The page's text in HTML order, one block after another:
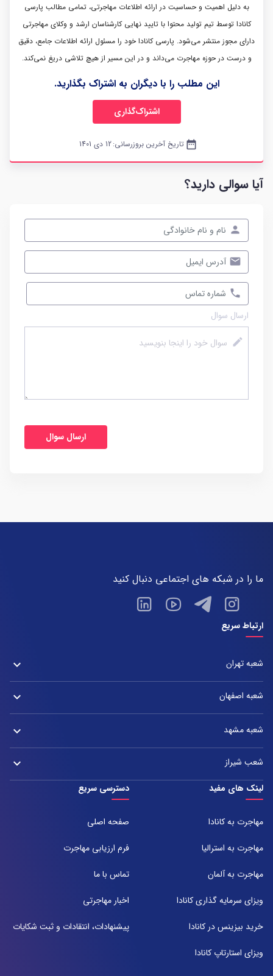
به دلیل اهمیت و حساسیت در ارائه اطلاعات مهاجرتی، تمامی مطالب پارسی
کانادا توسط تیم تولید محتوا با تایید نهایی کارشناسان ارشد و وکلای مهاجرتی
دارای مجوز منتشر می‌شود. پارسی کانادا خود را مسئول ارائه اطلاعات جامع، دقیق
و درست در حوزه مهاجرت می‌داند و در این مسیر از هیچ تلاشی دریغ نمی‌کند.
این مطلب را با دیگران به اشتراک بگذارید.
اشتراک‌گذاری
date_range تاریخ آخرین بروزرسانی:12 دی 1401
آیا سوالی دارید؟
ارسال سوال
ارتباط سریع
شعبه تهران keyboard_arrow_down
آدرس:
شعبه تهران : خیابان ولیعصر، بین چهار راه پسیان و زعفرانیه – پلاک 2880
تلفن:
021-37972000
شعبه اصفهان keyboard_arrow_down
دفتر اصفهان: میدان آزادی، خیابان سعادت آباد، هولدینگ پارس پندار نهاد
تلفن:
021-43000054
شعبه مشهد keyboard_arrow_down
مشهد، بلوار هفت تیر نبش هفت تیر ۸ برج اداری آرمیتاژ طبقه ۱۶ واحد ۱۶۰۵
تلفن:
051-31737000
شعب شیراز keyboard_arrow_down
شعبه 1
آدرس:
تلفن:
شعبه 2
تلفن:
لینک های مفید
مهاجرت به کانادا
مهاجرت به استرالیا
مهاجرت به آلمان
ویزای سرمایه گذاری کانادا
خرید بیزینس در کانادا
ویزای استارتاپ کانادا
دسترسی سریع
صفحه اصلی
فرم ارزیابی مهاجرت
تماس با ما
اخبار مهاجرتی
پیشنهادات، انتقادات و ثبت شکایات
ما را در شبکه های اجتماعی دنبال کنید